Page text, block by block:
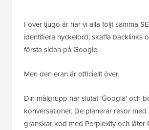
I över tjugo år har vi alla följt samma
identifiera nyckelord, skaffa backlinks
första sidan på Google.
Men den eran är officiellt över.
Din målgrupp har slutat 'Googla' och
konversationer. De planerar resor med
granskar kod med Perplexity och låter